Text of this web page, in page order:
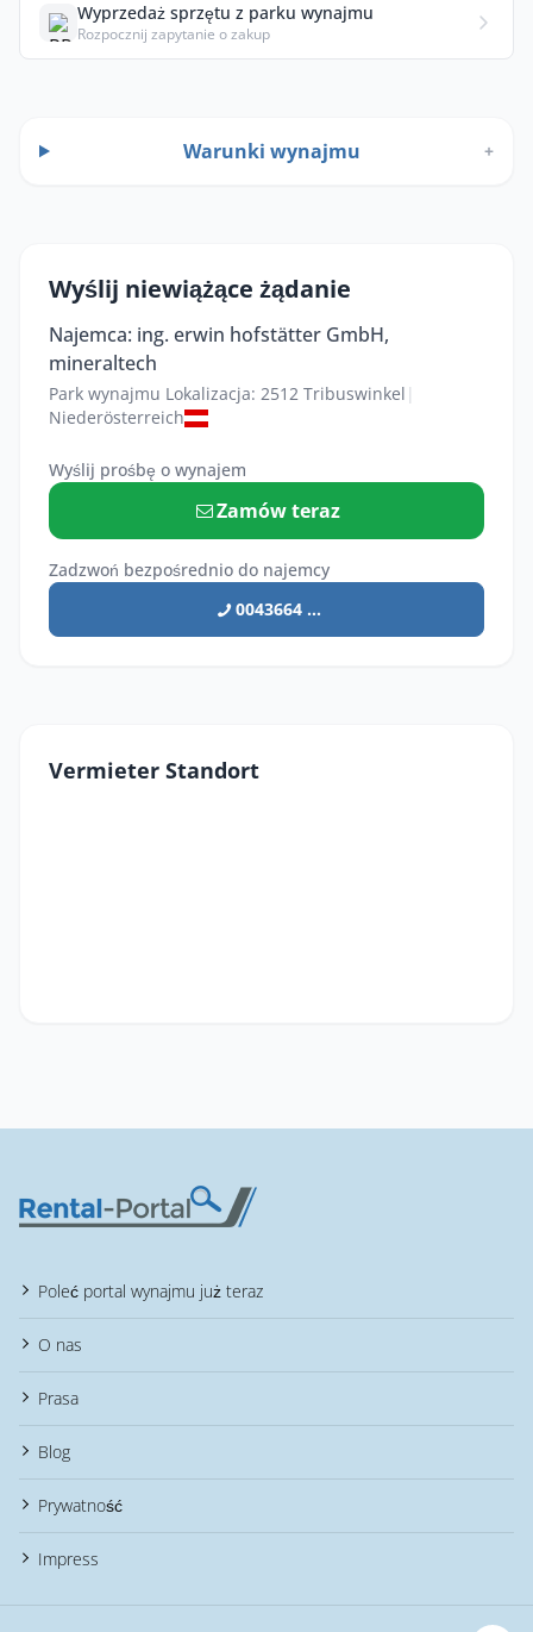
Wyprzedaż sprzętu z parku wynajmu
Rozpocznij zapytanie o zakup
Warunki wynajmu +
Wyślij niewiążące żądanie
Najemca: ing. erwin hofstätter GmbH,
mineraltech
Park wynajmu Lokalizacja: 2512 Tribuswinkel |
Niederösterreich
Wyślij prośbę o wynajem
Zamów teraz
Zadzwoń bezpośrednio do najemcy
0043664 ...
Vermieter Standort
Poleć portal wynajmu już teraz
O nas
Prasa
Blog
Prywatność
Impress